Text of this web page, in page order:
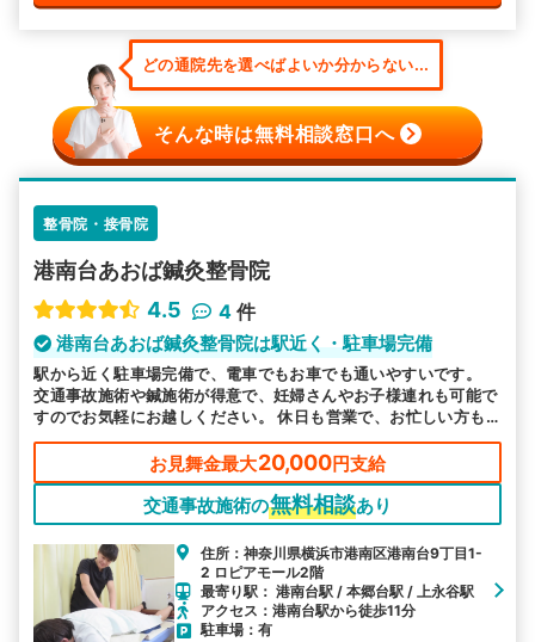
どの通院先を選べばよいか分からない...
そんな時は無料相談窓口へ
整骨院・接骨院
港南台あおば鍼灸整骨院
4.5
4 件
港南台あおば鍼灸整骨院は駅近く・駐車場完備
駅から近く駐車場完備で、電車でもお車でも通いやすいです。
交通事故施術や鍼施術が得意で、妊婦さんやお子様連れも可能で
すのでお気軽にお越しください。 休日も営業で、お忙しい方も
来院しやすい環境で皆様のお越しをお待ちしております。
お見舞金最大20,000円支給
交通事故施術の無料相談あり
住所：神奈川県横浜市港南区港南台9丁目1-
2 ロピアモール2階
最寄り駅： 港南台駅 / 本郷台駅 / 上永谷駅
アクセス：港南台駅から徒歩11分
駐車場：有